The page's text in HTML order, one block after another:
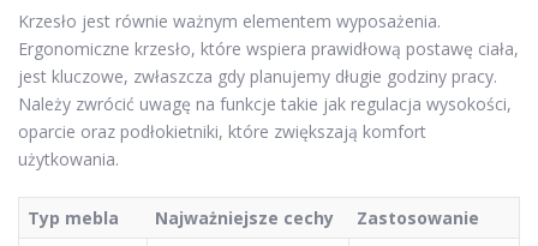
Krzesło jest równie ważnym elementem wyposażenia.
Ergonomiczne krzesło, które wspiera prawidłową postawę ciała,
jest kluczowe, zwłaszcza gdy planujemy długie godziny pracy.
Należy zwrócić uwagę na funkcje takie jak regulacja wysokości,
oparcie oraz podłokietniki, które zwiększają komfort
użytkowania.
Typ mebla Najważniejsze cechy Zastosowanie